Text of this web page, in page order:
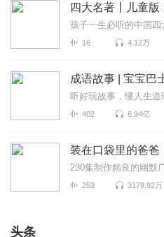
四大名著丨儿童版
孩子一生必听的中国四
16 4.12万
成语故事 | 宝宝巴
听好玩故事，懂人生道
402 6.94亿
装在口袋里的爸爸
230集制作精良的幽默
253 3179.92万
头条